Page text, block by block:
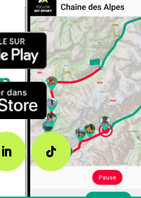
courses